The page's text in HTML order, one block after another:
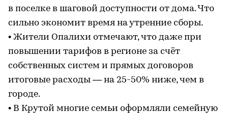
в поселке в шаговой доступности от дома. Что
сильно экономит время на утренние сборы.
• Жители Опалихи отмечают, что даже при
повышении тарифов в регионе за счёт
собственных систем и прямых договоров
итоговые расходы — на 25-50% ниже, чем в
городе.
• В Крутой многие семьи оформляли семейную